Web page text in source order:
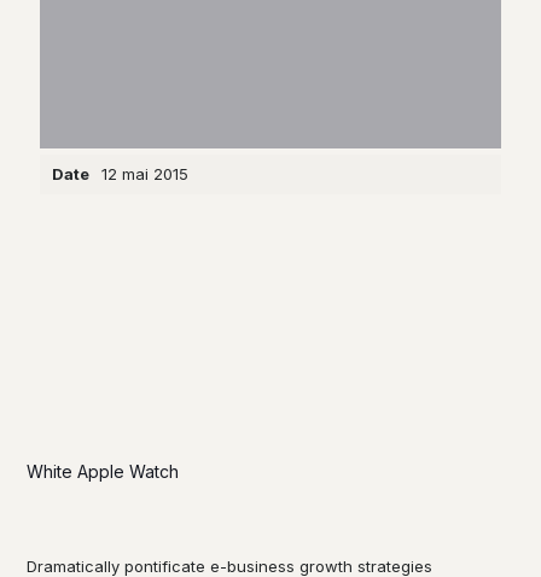
Date 12 mai 2015
White Apple Watch
Dramatically pontificate e-business growth strategies